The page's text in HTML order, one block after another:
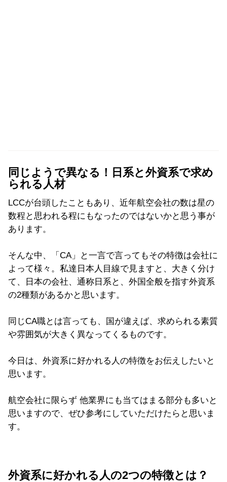
同じようで異なる！日系と外資系で求め
られる人材
LCCが台頭したこともあり、近年航空会社の数は星の
数程と思われる程にもなったのではないかと思う事が
あります。
そんな中、「CA」と一言で言ってもその特徴は会社に
よって様々。私達日本人目線で見ますと、大きく分け
て、日本の会社、通称日系と、外国全般を指す外資系
の2種類があるかと思います。
同じCA職とは言っても、国が違えば、求められる素質
や雰囲気が大きく異なってくるものです。
今日は、外資系に好かれる人の特徴をお伝えしたいと
思います。
航空会社に限らず 他業界にも当てはまる部分も多いと
思いますので、ぜひ参考にしていただけたらと思いま
す。
外資系に好かれる人の2つの特徴とは？